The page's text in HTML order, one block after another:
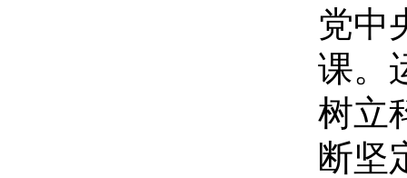
党中
课。
树立
断坚